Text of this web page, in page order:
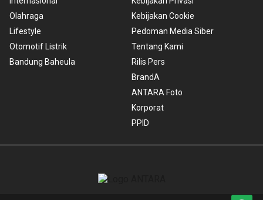
Olahraga
Lifestyle
Otomotif Listrik
Bandung Baheula
Kebijakan Cookie
Pedoman Media Siber
Tentang Kami
Rilis Pers
BrandA
ANTARA Foto
Korporat
PPID